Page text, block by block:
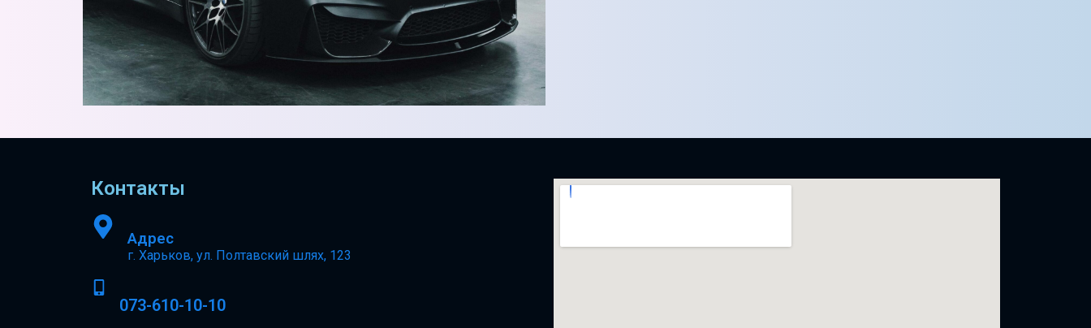
Контакты
Адрес
г. Харьков, ул. Полтавский шлях, 123
073-610-10-10